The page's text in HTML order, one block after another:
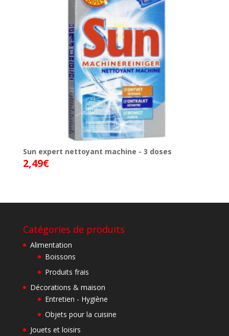
Sun expert nettoyant machine - 3 doses
2,49€
Catégories de produits
Alimentation
Boissons
Produits frais
Décorations & maison
Entretien - Hygiène
Objets pour la cuisine
Jouets et loisirs